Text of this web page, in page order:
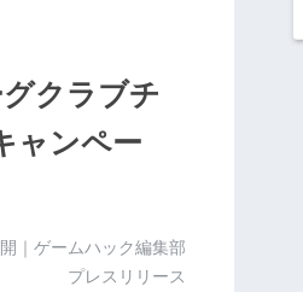
クラブチ
ンペー
｜ゲームハック編集部
プレスリリース